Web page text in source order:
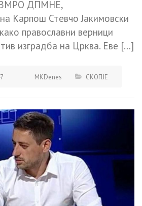
ВМРО ДПМНЕ,
Карпош Стевчо Јакимовски
православни верници
изградба на Црква. Еве […]
MKDenes СКОПЈЕ